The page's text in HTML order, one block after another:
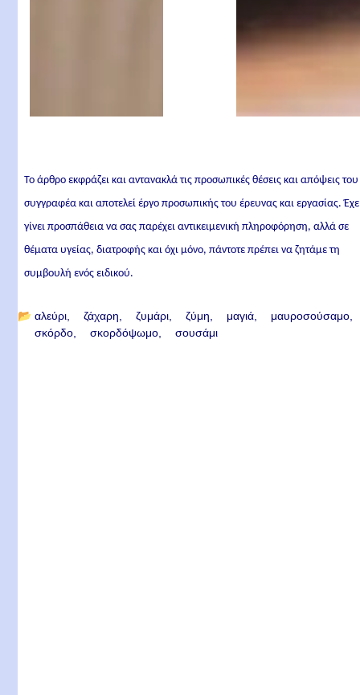
Το άρθρο εκφράζει και αντανακλά τις προσωπικές θέσεις και απόψεις του
συγγραφέα και αποτελεί έργο προσωπικής του έρευνας και εργασίας.
γίνει προσπάθεια να σας παρέχει αντικειμενική πληροφόρηση, αλλά σε
θέματα υγείας, διατροφής και όχι μόνο, πάντοτε πρέπει να ζητάμε τη
συμβουλή ενός ειδικού.
📂 αλεύρι ζάχαρη ζυμάρι ζύμη μαγιά
μαυροσούσαμο
σκόρδο
σκορδόψωμο σουσάμι